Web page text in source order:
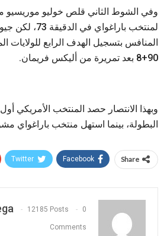
وفي الشوط الثاني قلص خوليو موريسيو
لمنتخب باراغواي
المنافس بتسجيل الهدف الرابع للولايات
90+8 بعد تمريرة من أليكس فريمان.
وبهذا الانتصار حصد المنتخب الأمريكي
البطولة، بينما استهل منتخب باراغواي
Share
Facebook
Twitter
12185 Posts 0
Comments